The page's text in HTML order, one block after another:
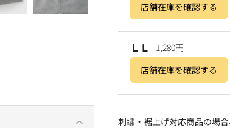
店舗在庫を確認する
ＬＬ 1,280円
店舗在庫を確認する
刺繍・裾上げ対応商品の場